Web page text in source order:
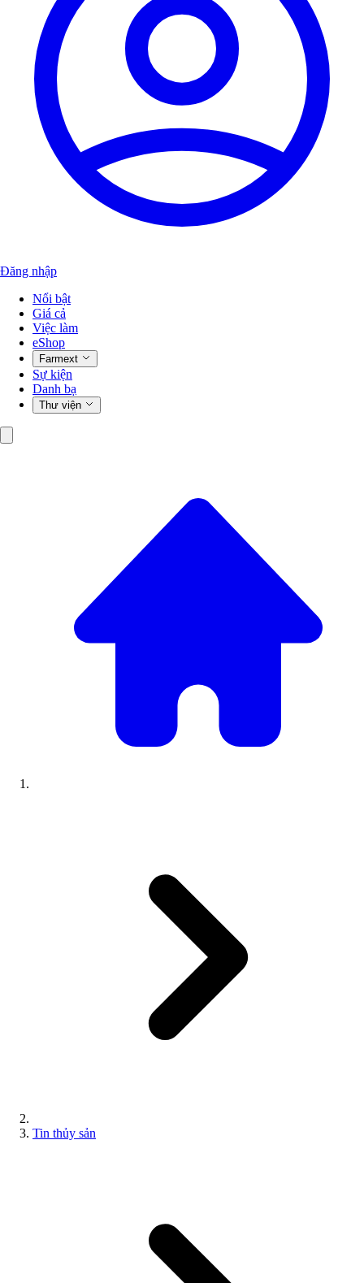
Đăng nhập
Nổi bật
Giá cả
Việc làm
eShop
Farmext
Sự kiện
Danh bạ
Thư viện
Tin thủy sản